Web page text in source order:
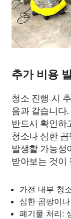
추가 비용
청소 진행 시
음과 같습니다
반드시 확인하
청소나 심한
발생할 가능성
받아보는 것이
가전 내부 청
심한 곰팡이
폐기물 처리: